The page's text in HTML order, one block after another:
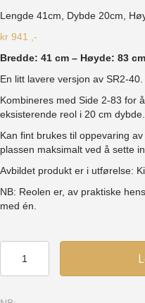
Lengde 41cm, Dybde 20cm,
kr 941
,-
Bredde: 41 cm – Høyde: 83
En litt lavere versjon av SR2-40.
Kombineres med Side 2-83 for
eksisterende reol i 20 cm dybde.
Kan fint brukes til oppevaring
plassen maksimalt ved å sette
Avbildet produkt er i utførelse:
NB: Reolen er, av praktiske
med én.
40–